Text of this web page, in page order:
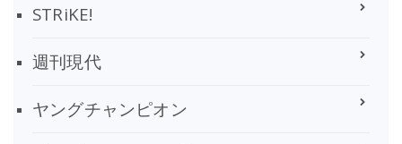
STRiKE!
週刊現代
ヤングチャンピオン